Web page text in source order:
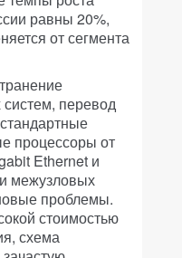
равны 20%,
от сегмента
перевод
процессоры от
Ethernet и
межузловых
проблемы.
стоимостью
схема